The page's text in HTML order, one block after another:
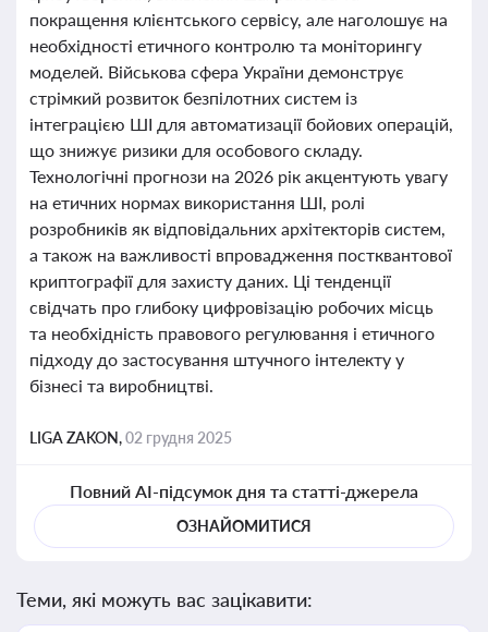
покращення клієнтського сервісу, але наголошує на
необхідності етичного контролю та моніторингу
моделей. Військова сфера України демонструє
стрімкий розвиток безпілотних систем із
інтеграцією ШІ для автоматизації бойових операцій,
що знижує ризики для особового складу.
Технологічні прогнози на 2026 рік акцентують увагу
на етичних нормах використання ШІ, ролі
розробників як відповідальних архітекторів систем,
а також на важливості впровадження постквантової
криптографії для захисту даних. Ці тенденції
свідчать про глибоку цифровізацію робочих місць
та необхідність правового регулювання і етичного
підходу до застосування штучного інтелекту у
бізнесі та виробництві.
LIGA ZAKON,02 грудня 2025
Повний AI-підсумок дня та статті-джерела
ОЗНАЙОМИТИСЯ
Теми, які можуть вас зацікавити: